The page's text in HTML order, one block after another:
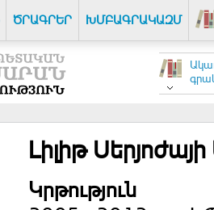
ԾՐԱԳՐԵՐ ԽՄԲԱԳՐԱԿԱԶՄ
Լիլիթ
Կրթություն